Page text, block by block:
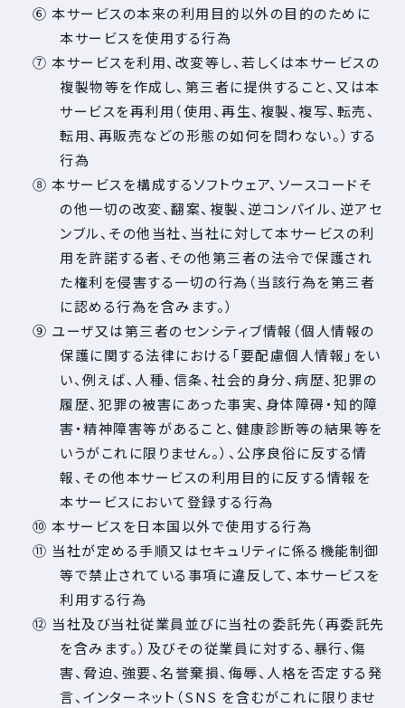
⑥ 本サービスの本来の利用目的以外の目的のために
本サービスを使用する行為
⑦ 本サービスを利用、改変等し、若しくは本サービスの
複製物等を作成し、第三者に提供すること、又は本
サービスを再利用（使用、再生、複製、複写、転売、
転用、再販売などの形態の如何を問わない。）する
行為
⑧ 本サービスを構成するソフトウェア、ソースコードそ
の他一切の改変、翻案、複製、逆コンパイル、逆アセ
ンブル、その他当社、当社に対して本サービスの利
用を許諾する者、その他第三者の法令で保護され
た権利を侵害する一切の行為（当該行為を第三者
に認める行為を含みます。）
⑨ ユーザ又は第三者のセンシティブ情報（個人情報の
保護に関する法律における「要配慮個人情報」をい
い、例えば、人種、信条、社会的身分、病歴、犯罪の
履歴、犯罪の被害にあった事実、身体障碍・知的障
害・精神障害等があること、健康診断等の結果等を
いうがこれに限りません。）、公序良俗に反する情
報、その他本サービスの利用目的に反する情報を
本サービスにおいて登録する行為
⑩ 本サービスを日本国以外で使用する行為
⑪ 当社が定める手順又はセキュリティに係る機能制御
等で禁止されている事項に違反して、本サービスを
利用する行為
⑫ 当社及び当社従業員並びに当社の委託先（再委託先
を含みます。）及びその従業員に対する、暴行、傷
害、脅迫、強要、名誉棄損、侮辱、人格を否定する発
言、インターネット（SNS を含むがこれに限りませ